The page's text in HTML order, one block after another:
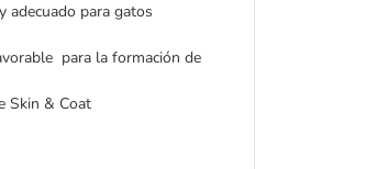
adecuado para gatos
para la formación de
Skin & Coat